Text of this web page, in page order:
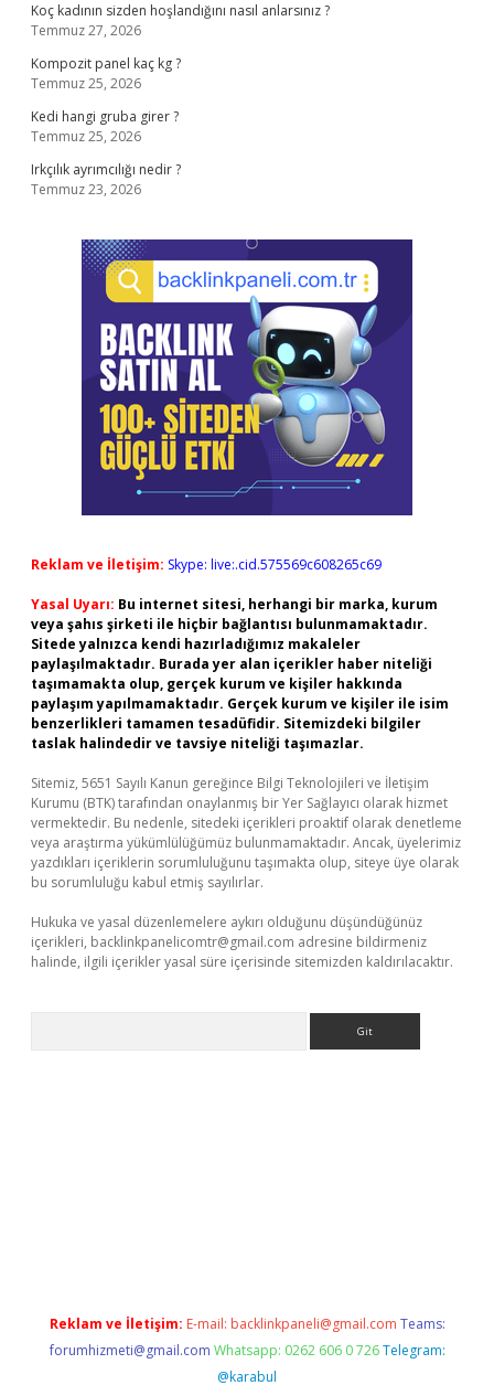
Koç kadının sizden hoşlandığını nasıl anlarsınız ?
Temmuz 27, 2026
Kompozit panel kaç kg ?
Temmuz 25, 2026
Kedi hangi gruba girer ?
Temmuz 25, 2026
Irkçılık ayrımcılığı nedir ?
Temmuz 23, 2026
Reklam ve İletişim: Skype: live:.cid.575569c608265c69
Yasal Uyarı: Bu internet sitesi, herhangi bir marka, kurum
veya şahıs şirketi ile hiçbir bağlantısı bulunmamaktadır.
Sitede yalnızca kendi hazırladığımız makaleler
paylaşılmaktadır. Burada yer alan içerikler haber niteliği
taşımamakta olup, gerçek kurum ve kişiler hakkında
paylaşım yapılmamaktadır. Gerçek kurum ve kişiler ile isim
benzerlikleri tamamen tesadüfidir. Sitemizdeki bilgiler
taslak halindedir ve tavsiye niteliği taşımazlar.
Sitemiz, 5651 Sayılı Kanun gereğince Bilgi Teknolojileri ve İletişim
Kurumu (BTK) tarafından onaylanmış bir Yer Sağlayıcı olarak hizmet
vermektedir. Bu nedenle, sitedeki içerikleri proaktif olarak denetleme
veya araştırma yükümlülüğümüz bulunmamaktadır. Ancak, üyelerimiz
yazdıkları içeriklerin sorumluluğunu taşımakta olup, siteye üye olarak
bu sorumluluğu kabul etmiş sayılırlar.
Hukuka ve yasal düzenlemelere aykırı olduğunu düşündüğünüz
içerikleri, backlinkpanelicomtr@gmail.com adresine bildirmeniz
halinde, ilgili içerikler yasal süre içerisinde sitemizden kaldırılacaktır.
Reklam ve İletişim: E-mail: backlinkpaneli@gmail.com Teams:
forumhizmeti@gmail.com Whatsapp: 0262 606 0 726 Telegram:
@karabul